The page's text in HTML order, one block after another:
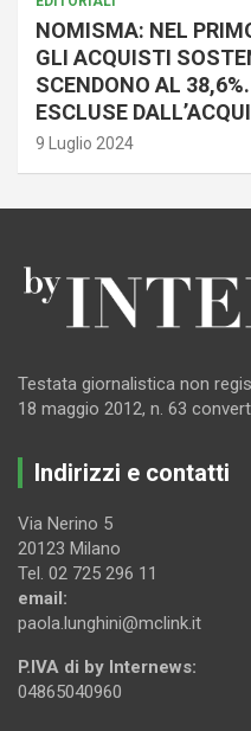
NOMISMA: NEL
GLI ACQUISTI
SCENDONO AL
ESCLUSE
9 Luglio 2024
Testata giornalistica non
18 maggio 2012, n. 63
Indirizzi e contatti
Via Nerino 5
20123 Milano
Tel. 02 725 296 11
email:
paola.lunghini@mclink.it
P.IVA di by Internews:
04865040960